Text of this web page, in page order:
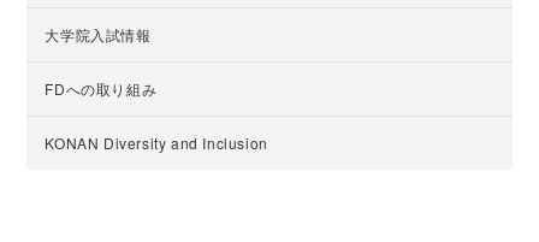
大学院入試情報
FDへの取り組み
KONAN Diversity and Inclusion